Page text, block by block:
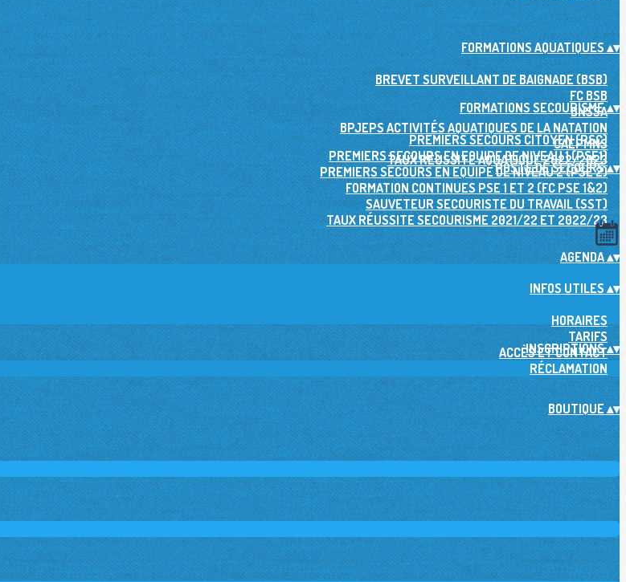
FORMATIONS AQUATIQUES▴▾
BREVET SURVEILLANT DE BAIGNADE (BSB)
FC BSB
BNSSA
BPJEPS ACTIVITÉS AQUATIQUES DE LA NATATION
CAEPMNS
TAUX RÉUSSITE AQUATIQUE 2022/2023
FORMATIONS SECOURISME▴▾
PREMIERS SECOURS CITOYEN (PSC)
PREMIERS SECOURS EN EQUIPE DE NIVEAU 1 (PSE1)
PREMIERS SECOURS EN EQUIPE DE NIVEAU 2 (PSE 2)
FORMATION CONTINUES PSE 1 ET 2 (FC PSE 1&2)
SAUVETEUR SECOURISTE DU TRAVAIL (SST)
TAUX RÉUSSITE SECOURISME 2021/22 ET 2022/23
POSTE DE SECOURS▴▾
AGENDA▴▾
INFOS UTILES ▴▾
HORAIRES
TARIFS
ACCÈS ET CONTACT
RÉCLAMATION
INSCRIPTIONS▴▾
BOUTIQUE▴▾